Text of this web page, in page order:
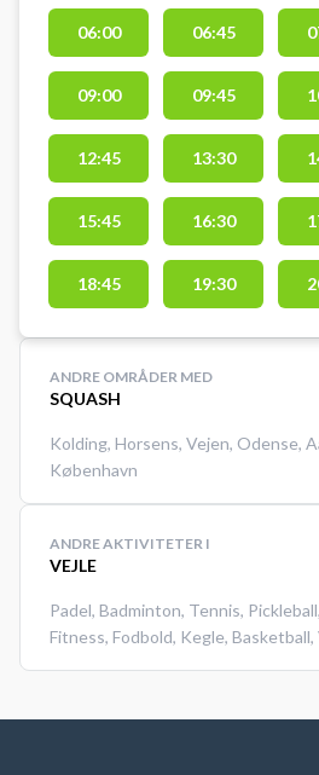
Vejen på en af banerne hos
SportsCenter Danmark. Gratis
parkering findes ved Vejen
Idrætscenter, når du booker en
squashbane. #squash-vejen
#squash-i-vejen #book-
squashbane-vejen #spil-squash-
vejen
06:00 06:45
09:00 09:45
12:45 13:30
15:45 16:30
18:45 19:30
ANDRE OMRÅDER MED
SQUASH
Kolding, Horsens, Vejen, Odense,
København
ANDRE AKTIVITETER I
VEJLE
Padel, Badminton, Tennis, Pickleball,
Fitness, Fodbold, Kegle, Basketball,